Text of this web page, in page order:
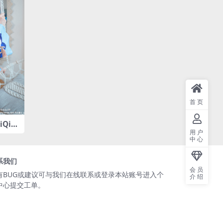
我们
BUG或建议可与我们在线联系或登录本站账号进入个
心提交工单。
首页
用户
中心
会员
介绍